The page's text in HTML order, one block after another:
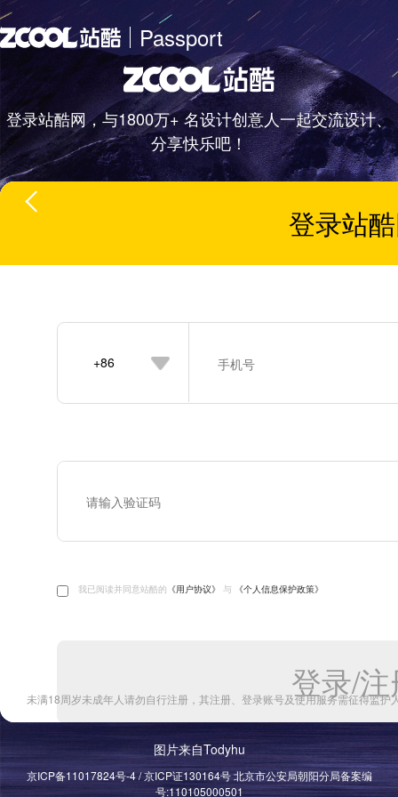
Passport
登录站酷网，与1800万+ 名设计创意人一起交流设计、
分享快乐吧！
图片来自Todyhu
京ICP备11017824号-4 / 京ICP证130164号 北京市公安局朝阳分局备案编
号:110105000501